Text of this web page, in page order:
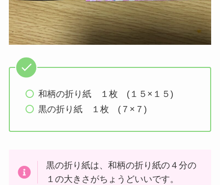
和柄の折り紙 １枚 (１５×１５)
黒の折り紙 １枚 (７×７)
黒の折り紙は、和柄の折り紙の４分の
１の大きさがちょうどいいです。